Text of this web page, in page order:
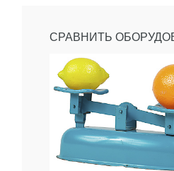
СРАВНИТЬ